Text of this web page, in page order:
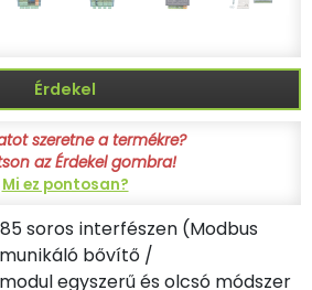
Érdekel
szeretne a termékre?
az Érdekel gombra!
Mi ez pontosan?
soros interfészen (Modbus
bővítő /
egyszerű és olcsó módszer